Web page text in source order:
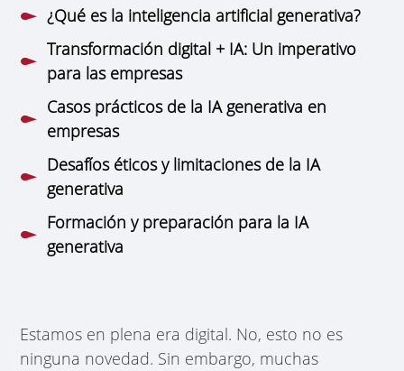
¿Qué es la inteligencia artificial generativa?
Transformación digital + IA: Un imperativo
para las empresas
Casos prácticos de la IA generativa en
empresas
Desafíos éticos y limitaciones de la IA
generativa
Formación y preparación para la IA
generativa
Estamos en plena era digital. No, esto no es
ninguna novedad. Sin embargo, muchas